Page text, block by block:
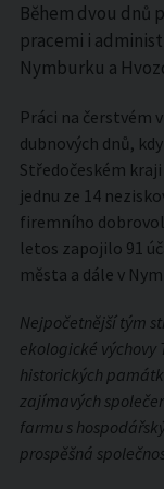
Během dvou dnů
pracemi i
Nymburku a
Práci na čerstvém
dubnových dnů,
Středočeském
jednu ze 14
firemního
letos zapojilo 91
města a dále v
Nejpočetnější tým
ekologické výchovy
historických
zajímavých
farmu s
prospěšná